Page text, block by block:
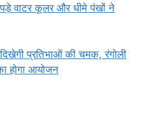
वाटर कूलर और धीमे पंखों ने
प्रतिभाओं की चमक, रंगोली
होगा आयोजन